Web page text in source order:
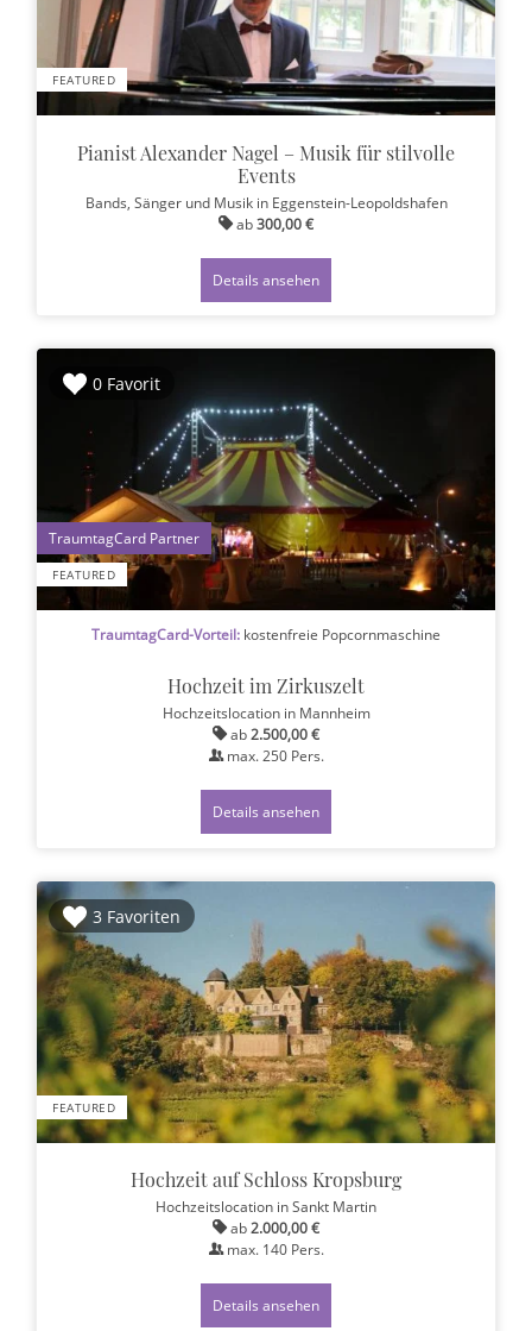
FEATURED
Pianist Alexander Nagel – Musik für stilvolle
Events
Bands, Sänger und Musik in Eggenstein-Leopoldshafen
ab300,00 €
Details ansehen
0 Favorit
FEATURED
1
TraumtagCard-Vorteil: kostenfreie Popcornmaschine
Hochzeit im Zirkuszelt
Hochzeitslocation in Mannheim
ab2.500,00 €
max. 250Pers.
Details ansehen
3 Favoriten
FEATURED
Hochzeit auf Schloss Kropsburg
Hochzeitslocation in Sankt Martin
ab2.000,00 €
max. 140Pers.
Details ansehen